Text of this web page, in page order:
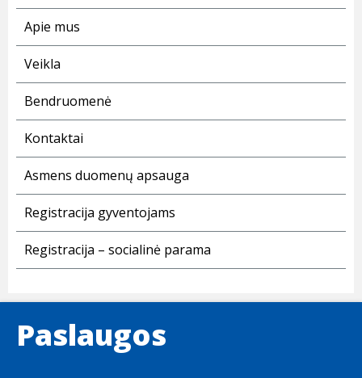
Apie mus
Veikla
Bendruomenė
Kontaktai
Asmens duomenų apsauga
Registracija gyventojams
Registracija – socialinė parama
Paslaugos